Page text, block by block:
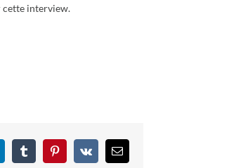
cette interview.
TumblrPinterest
Vk Email